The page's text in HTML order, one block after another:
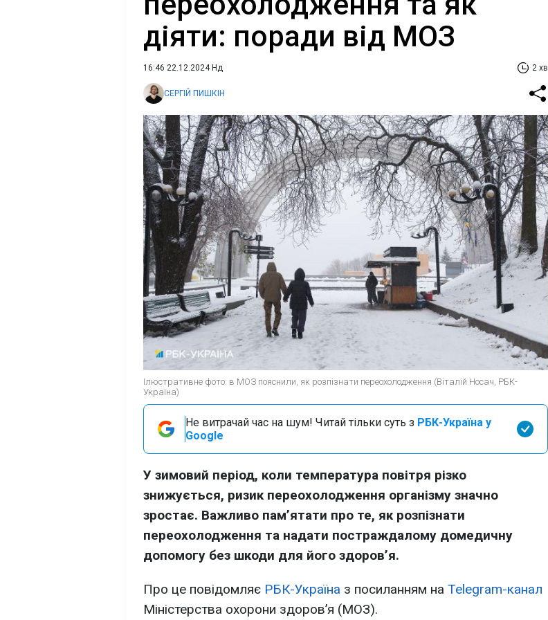
діяти: поради від МОЗ
16:46 22.12.2024 Нд 2 хв
СЕРГІЙ ПИШКІН
Ілюстративне фото: в МОЗ пояснили, як розпізнати переохолодження (Віталій Носач, РБК-
Україна)
Не витрачай час на шум! Читай тільки суть з РБК-Україна у
Google
У зимовий період, коли температура повітря різко
знижується, ризик переохолодження організму значно
зростає. Важливо пам’ятати про те, як розпізнати
переохолодження та надати постраждалому домедичну
допомогу без шкоди для його здоров’я.
Про це повідомляє РБК-Україна з посиланням на Telegram-канал
Міністерства охорони здоров’я (МОЗ).